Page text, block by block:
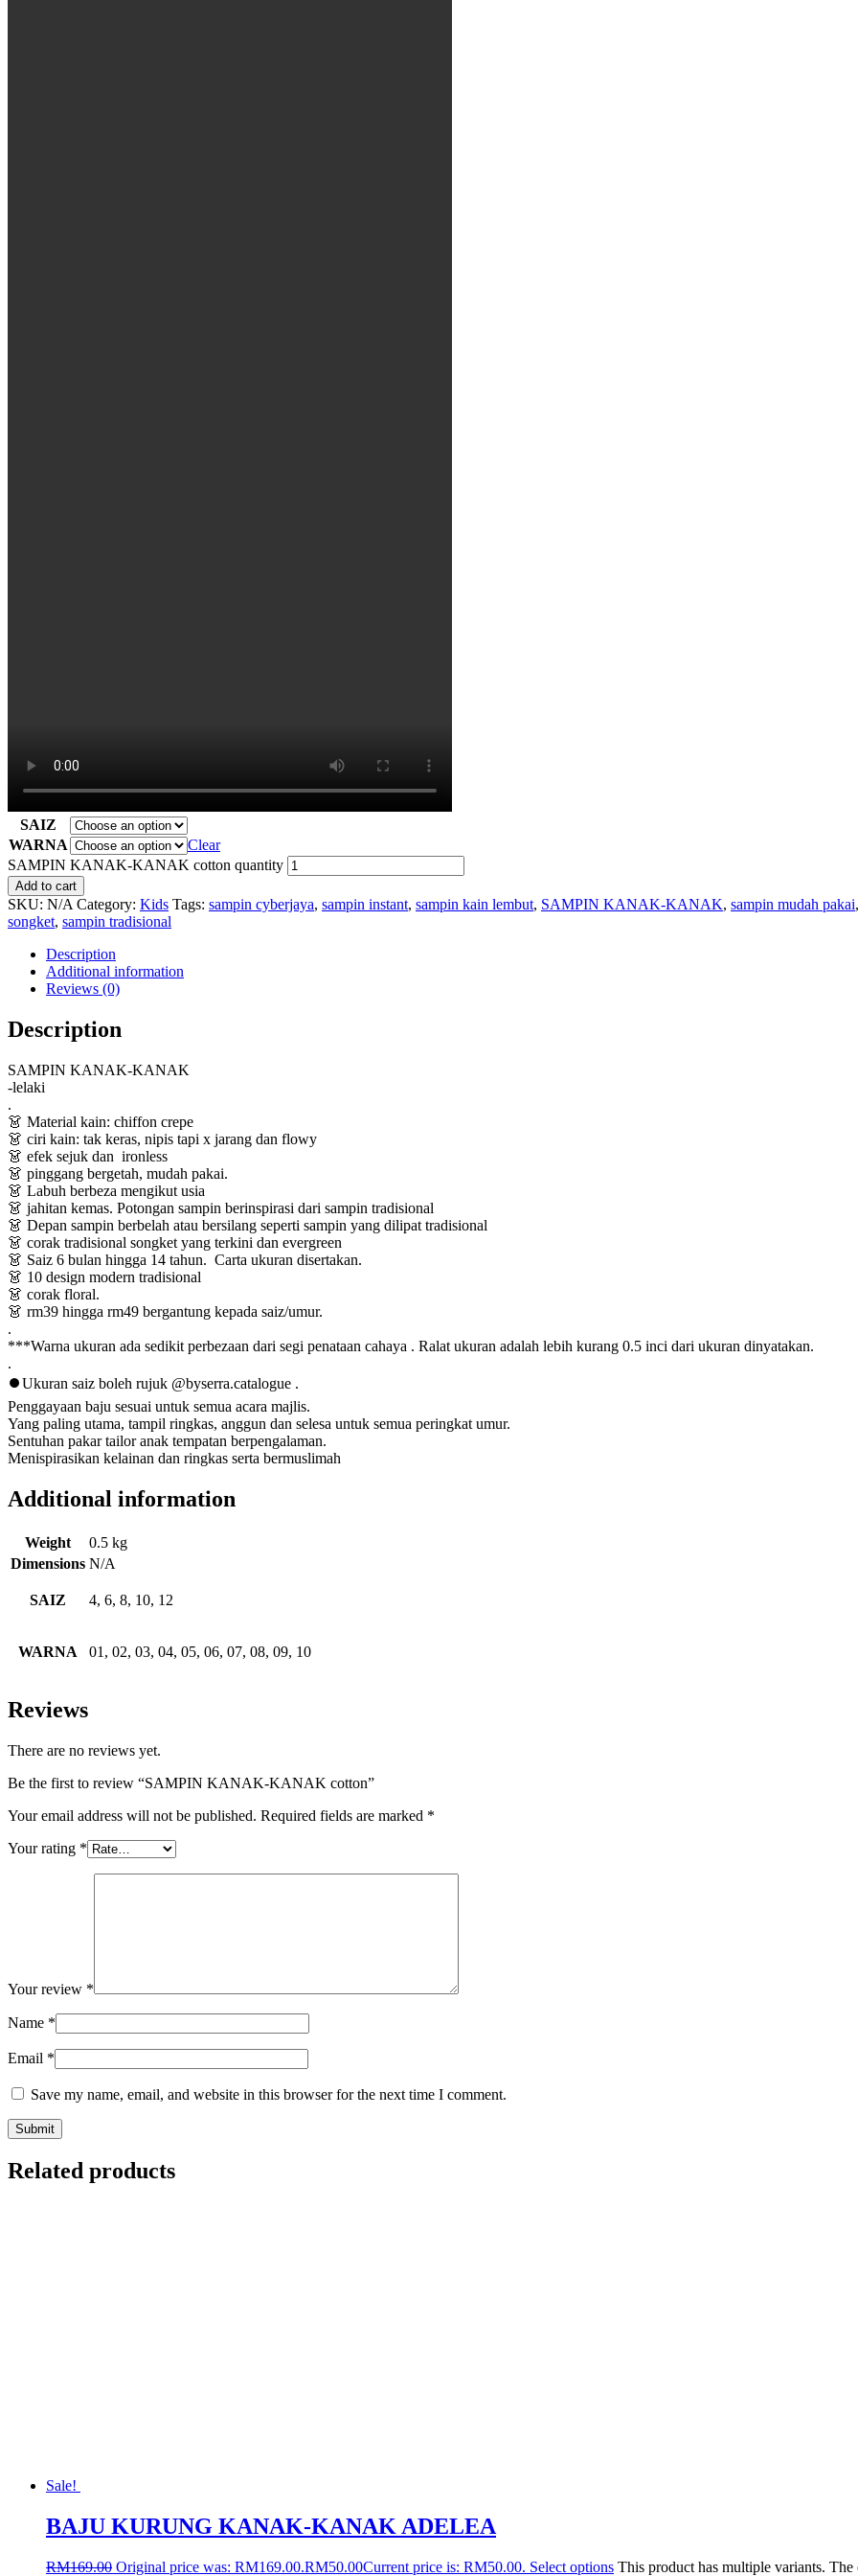
SAIZ
WARNA
Clear
SAMPIN KANAK-KANAK cotton quantity
Add to cart
SKU: N/A Category: Kids Tags: sampin cyberjaya, sampin instant, sampin kain lembut, SAMPIN KANAK-KANAK, sampin mudah pakai,
songket, sampin tradisional
Description
Additional information
Reviews (0)
Description
SAMPIN KANAK-KANAK
-lelaki
.
👗 Material kain: chiffon crepe
👗 ciri kain: tak keras, nipis tapi x jarang dan flowy
👗 efek sejuk dan ironless
👗 pinggang bergetah, mudah pakai.
👗 Labuh berbeza mengikut usia
👗 jahitan kemas. Potongan sampin berinspirasi dari sampin tradisional
👗 Depan sampin berbelah atau bersilang seperti sampin yang dilipat tradisional
👗 corak tradisional songket yang terkini dan evergreen
👗 Saiz 6 bulan hingga 14 tahun. Carta ukuran disertakan.
👗 10 design modern tradisional
👗 corak floral.
👗 rm39 hingga rm49 bergantung kepada saiz/umur.
.
***Warna ukuran ada sedikit perbezaan dari segi penataan cahaya . Ralat ukuran adalah lebih kurang 0.5 inci dari ukuran dinyatakan.
.
⏺Ukuran saiz boleh rujuk @byserra.catalogue .
Penggayaan baju sesuai untuk semua acara majlis.
Yang paling utama, tampil ringkas, anggun dan selesa untuk semua peringkat umur.
Sentuhan pakar tailor anak tempatan berpengalaman.
Menispirasikan kelainan dan ringkas serta bermuslimah
Additional information
Weight
0.5 kg
Dimensions N/A
SAIZ 4, 6, 8, 10, 12
WARNA 01, 02, 03, 04, 05, 06, 07, 08, 09, 10
Reviews
There are no reviews yet.
Be the first to review “SAMPIN KANAK-KANAK cotton”
Your email address will not be published. Required fields are marked *
Your rating *
Your review *
Name *
Email *
Save my name, email, and website in this browser for the next time I comment.
Related products
Sale!
BAJU KURUNG KANAK-KANAK ADELEA
RM169.00 Original price was: RM169.00.RM50.00Current price is: RM50.00. Select options This product has multiple variants.